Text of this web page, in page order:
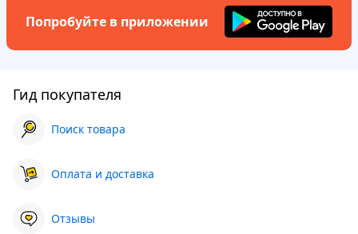
Попробуйте в приложении
Гид покупателя
Поиск товара
Оплата и доставка
Отзывы